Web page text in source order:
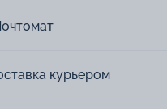
курьером